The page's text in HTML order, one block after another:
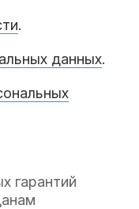
.
данных.
гарантий